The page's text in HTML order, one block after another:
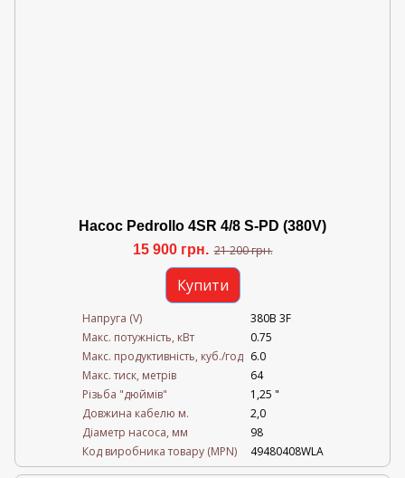
Насос Pedrollo 4SR 4/8 S-PD (380V)
15 900 грн. 21 200 грн.
Купити
Напруга (V)
380В 3F
Mакс. потужність, кВт
0.75
Mакс. продуктивність, куб./год 6.0
Maкс. тиск, метрів
64
Різьба "дюймів"
1,25 "
Довжина кабелю м.
2,0
Діаметр насоса, мм
98
Код виробника товару (MPN)
49480408WLA